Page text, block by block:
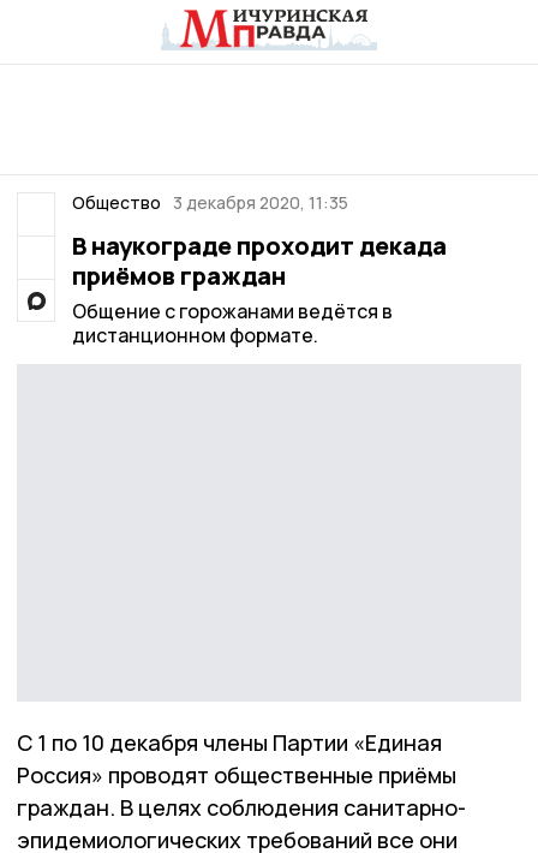
Общество 3 декабря 2020, 11:35
В наукограде проходит декада
приёмов граждан
Общение с горожанами ведётся в
дистанционном формате.
С 1 по 10 декабря члены Партии «Единая
Россия» проводят общественные приёмы
граждан. В целях соблюдения санитарно-
эпидемиологических требований все они